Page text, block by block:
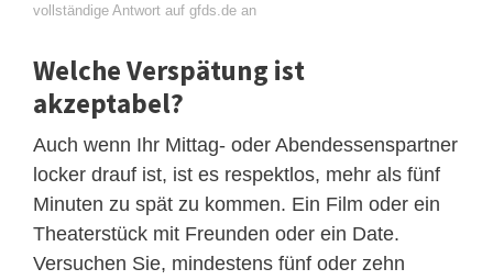
vollständige Antwort auf gfds.de an
Welche Verspätung ist
akzeptabel?
Auch wenn Ihr Mittag- oder Abendessenspartner
locker drauf ist, ist es respektlos, mehr als fünf
Minuten zu spät zu kommen. Ein Film oder ein
Theaterstück mit Freunden oder ein Date.
Versuchen Sie, mindestens fünf oder zehn